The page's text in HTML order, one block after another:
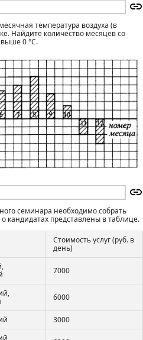
температура воз­духа (в
Найдите количество месяцев со
0 °С.
семинара необходимо собрать
кандидатах представлены в таблице.
Стоимость услуг (руб. в
день)
7000
6000
3000